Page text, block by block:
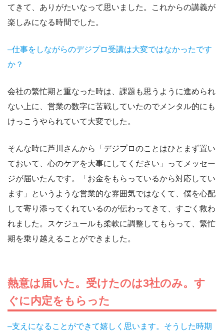
てきて、ありがたいなって思いました。これからの講義が
楽しみになる時間でした。
–仕事をしながらのデジプロ受講は大変ではなかったです
か？
会社の繁忙期と重なった時は、課題も思うように進められ
ない上に、営業の数字に苦戦していたのでメンタル的にも
けっこうやられていて大変でした。
そんな時に芦川さんから「デジプロのことはひとまず置い
ておいて、心のケアを大事にしてください」ってメッセー
ジが届いたんです。「お金をもらっているから対応してい
ます」というような営業的な雰囲気ではなくて、僕を心配
して寄り添ってくれているのが伝わってきて、すごく救わ
れました。スケジュールも柔軟に調整してもらって、繁忙
期を乗り越えることができました。
熱意は届いた。受けたのは3社のみ。す
ぐに内定をもらった
–支えになることができて嬉しく思います。そうした時期